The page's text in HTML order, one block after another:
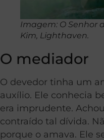
Imagem: O Senhor
Kim, Lighthaven.
O mediador
O devedor tinha um
auxílio. Ele conhecia
era imprudente.
contraído tal dívida.
porque o amava. Ele